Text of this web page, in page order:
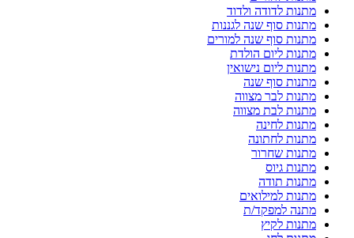
מתנות לדודה ולדוד
מתנות סוף שנה לגננות
מתנות סוף שנה למורים
מתנות ליום הולדת
מתנות ליום נישואין
מתנות סוף שנה
מתנות לבר מצווה
מתנות לבת מצווה
מתנות לחינה
מתנות לחתונה
מתנות שחרור
מתנות גיוס
מתנות תודה
מתנות למילואים
מתנה למפקד/ת
מתנות לקיץ